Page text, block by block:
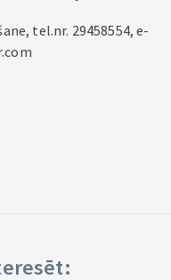
tel.nr. 29458554, e-